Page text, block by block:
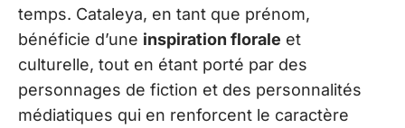
temps. Cataleya, en tant que prénom,
bénéficie d’une inspiration florale et
culturelle, tout en étant porté par des
personnages de fiction et des personnalités
médiatiques qui en renforcent le caractère